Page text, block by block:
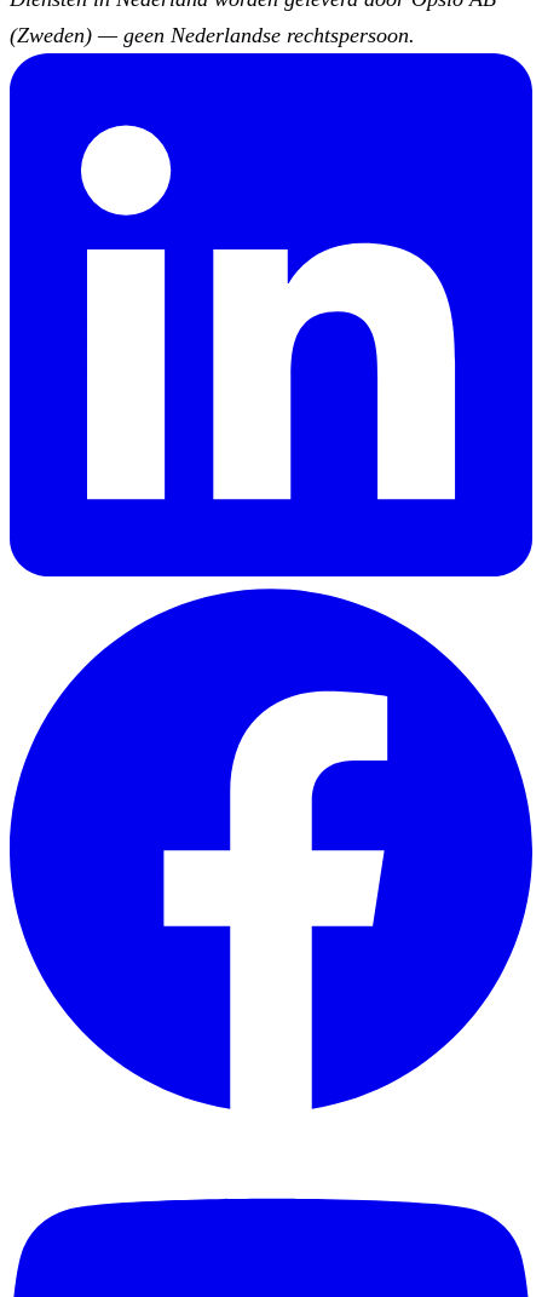
(Zweden) — geen Nederlandse rechtspersoon.